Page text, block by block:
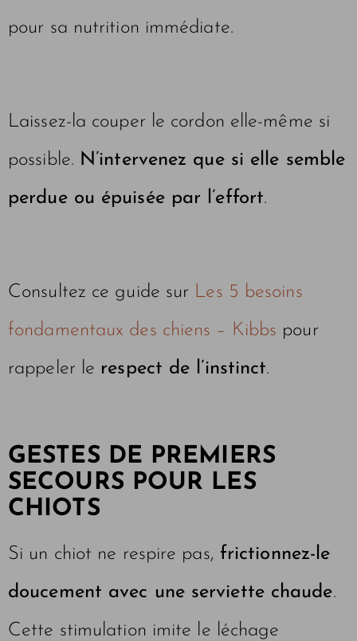
pour sa nutrition immédiate.
Laissez-la couper le cordon elle-même si
possible. N’intervenez que si elle semble
perdue ou épuisée par l’effort.
Consultez ce guide sur Les 5 besoins
fondamentaux des chiens – Kibbs pour
rappeler le respect de l’instinct.
GESTES DE PREMIERS
SECOURS POUR LES
CHIOTS
Si un chiot ne respire pas, frictionnez-le
doucement avec une serviette chaude.
Cette stimulation imite le léchage